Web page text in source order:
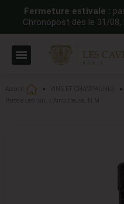
Fermeture estivale :
Chronopost dès le 31/